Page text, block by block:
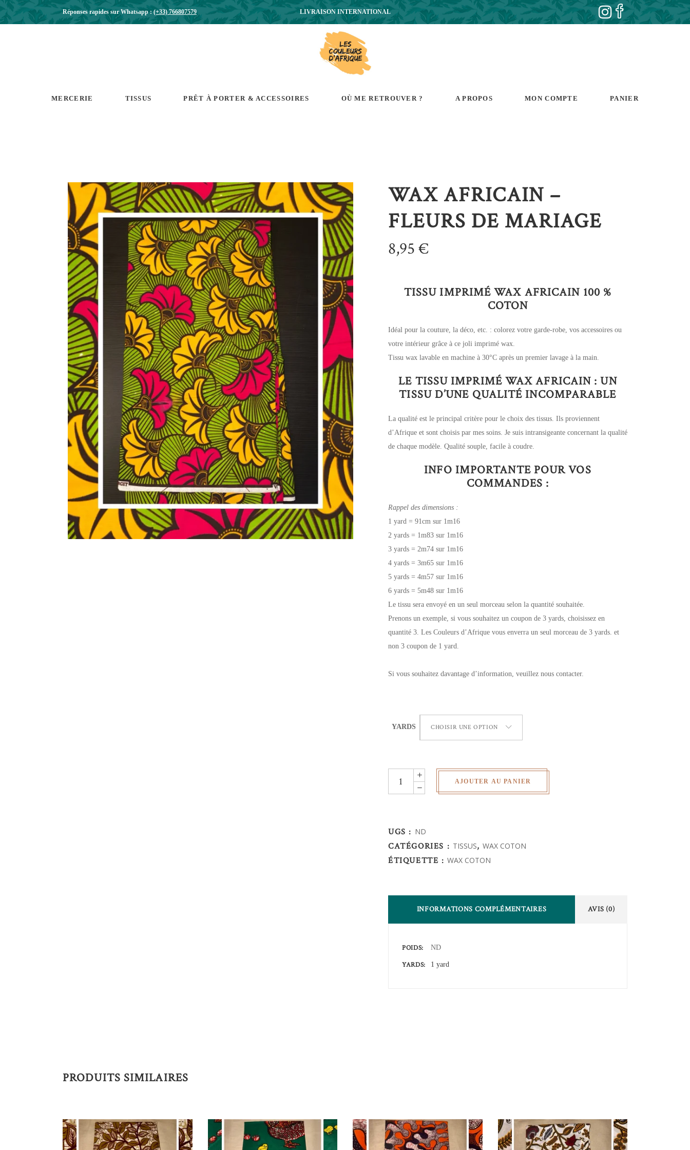
Réponses rapides sur Whatsapp :(+33) 766807579 LIVRAISON INTERNATIONAL
MERCERIE TISSUS PRÊT À PORTER & ACCESSOIRES OÙ ME RETROUVER ? A PROPOS MON COMPTE PANIER
WAX AFRICAIN –
FLEURS DE MARIAGE
8,95€
TISSU IMPRIMÉ WAX AFRICAIN 100 %
COTON
Idéal pour la couture, la déco, etc. : colorez votre garde-robe, vos accessoires ou
votre intérieur grâce à ce joli imprimé wax.
Tissu wax lavable en machine à 30°C après un premier lavage à la main.
LE TISSU IMPRIMÉ WAX AFRICAIN : UN
TISSU D’UNE QUALITÉ INCOMPARABLE
La qualité est le principal critère pour le choix des tissus. Ils proviennent
d’Afrique et sont choisis par mes soins. Je suis intransigeante concernant la qualité
de chaque modèle. Qualité souple, facile à coudre.
INFO IMPORTANTE POUR VOS
COMMANDES :
Rappel des dimensions :
1 yard = 91cm sur 1m16
2 yards = 1m83 sur 1m16
3 yards = 2m74 sur 1m16
4 yards = 3m65 sur 1m16
5 yards = 4m57 sur 1m16
6 yards = 5m48 sur 1m16
Le tissu sera envoyé en un seul morceau selon la quantité souhaitée.
Prenons un exemple, si vous souhaitez un coupon de 3 yards, choisissez en
quantité 3. Les Couleurs d’Afrique vous enverra un seul morceau de 3 yards. et
non 3 coupon de 1 yard.
Si vous souhaitez davantage d’information, veuillez nous contacter.
YARDS CHOISIR UNE OPTION
de
mariage
quantity
AJOUTER AU PANIER
UGS : ND
CATÉGORIES : TISSUS,WAX COTON
ÉTIQUETTE :WAX COTON
INFORMATIONS COMPLÉMENTAIRES AVIS (0)
POIDS ND
YARDS 1 yard
PRODUITS SIMILAIRES